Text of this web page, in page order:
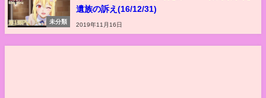
未分類
遺族の訴え(16/12/31)
2019年11月16日